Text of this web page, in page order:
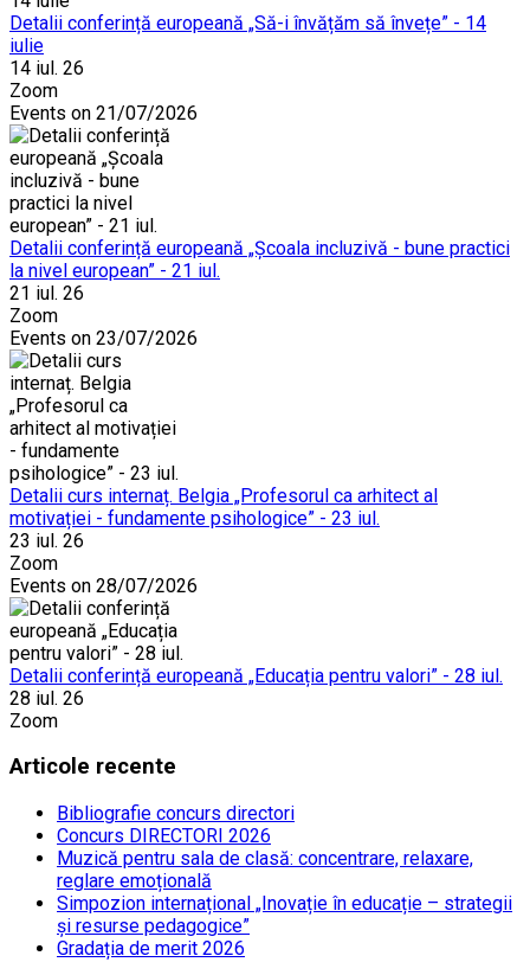
Detalii conferință europeană „Să-i învățăm să învețe” - 14
iulie
14 iul. 26
Zoom
Events on 21/07/2026
Detalii conferință europeană „Școala incluzivă - bune practici
la nivel european” - 21 iul.
21 iul. 26
Zoom
Events on 23/07/2026
Detalii curs internaț. Belgia „Profesorul ca arhitect al
motivației - fundamente psihologice” - 23 iul.
23 iul. 26
Zoom
Events on 28/07/2026
Detalii conferință europeană „Educația pentru valori” - 28 iul.
28 iul. 26
Zoom
Articole recente
Bibliografie concurs directori
Concurs DIRECTORI 2026
Muzică pentru sala de clasă: concentrare, relaxare,
reglare emoțională
Simpozion internațional „Inovație în educație – strategii
și resurse pedagogice”
Gradația de merit 2026